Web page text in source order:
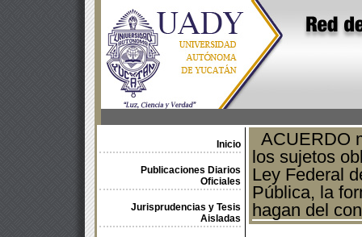
Inicio
Publicaciones Diarios
Oficiales
Jurisprudencias y Tesis
Aisladas
ACUERDO
los sujetos
Ley Federal
Pública, la
hagan del